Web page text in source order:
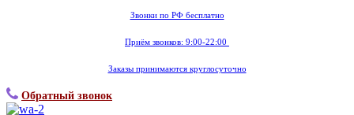
Звонки по РФ бесплатно
Приём звонков: 9:00-22:00
Заказы принимаются круглосуточно
Обратный звонок